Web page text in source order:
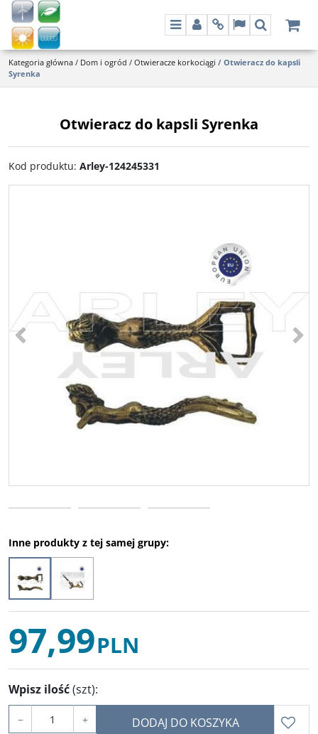
MenuPanelInfoLangSzukaj
Kategoria główna / Dom i ogród / Otwieracze korkociągi / Otwieracz do kapsli
Syrenka
Otwieracz do kapsli Syrenka
Kod produktu: Arley-124245331
<
Inne produkty z tej samej grupy:
97,99PLN
Wpisz ilość(szt):
− + DODAJ DO KOSZYKA